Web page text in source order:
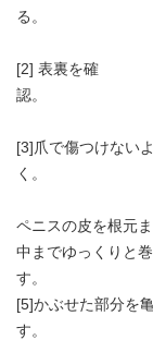
[2] 表裏を確
[3]爪で傷つけない
[4]
ペニスの皮を根元
中までゆっくりと
[5]かぶせた部分を